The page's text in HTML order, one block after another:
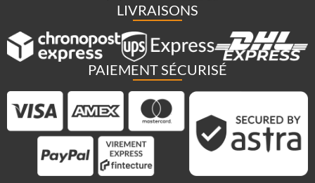
LIVRAISONS
PAIEMENT SÉCURISÉ